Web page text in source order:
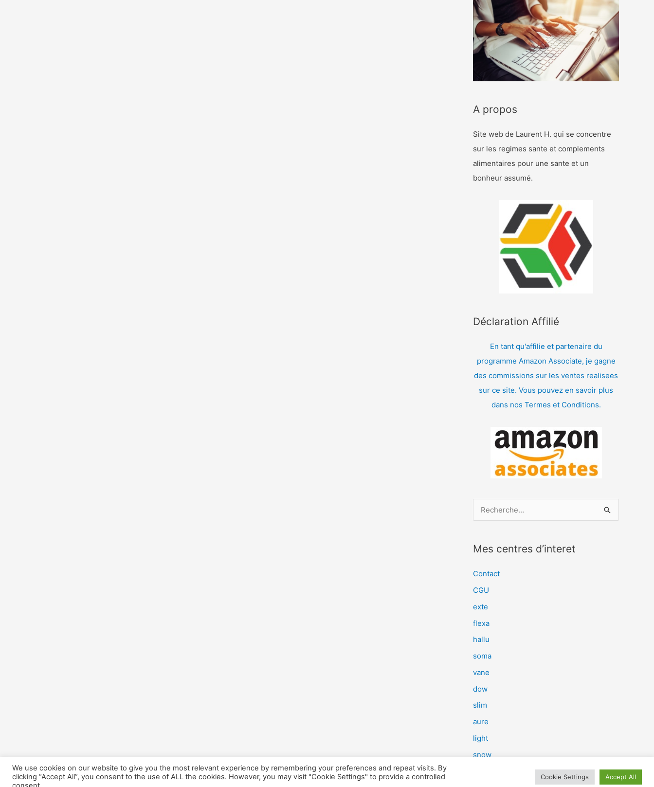
A propos
Site web de Laurent H. qui se concentre
sur les regimes sante et complements
alimentaires pour une sante et un
bonheur assumé.
Déclaration Affilié
En tant qu'affilie et partenaire du
programme Amazon Associate, je gagne
des commissions sur les ventes realisees
sur ce site. Vous pouvez en savoir plus
dans nos Termes et Conditions.
e
e
r
:
Mes centres d’interet
Contact
CGU
exte
flexa
hallu
soma
vane
dow
slim
aure
light
snow
We use cookies on our website to give you the most relevant experience by remembering your preferences and repeat visits. By
clicking “Accept All”, you consent to the use of ALL the cookies. However, you may visit "Cookie Settings" to provide a controlled
Cookie Settings Accept All